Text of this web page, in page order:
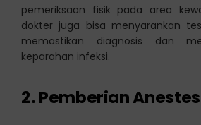
pemeriksaan fisik pada area
dokter juga bisa menyarankan
memastikan diagnosis dan
keparahan infeksi.
2. Pemberian